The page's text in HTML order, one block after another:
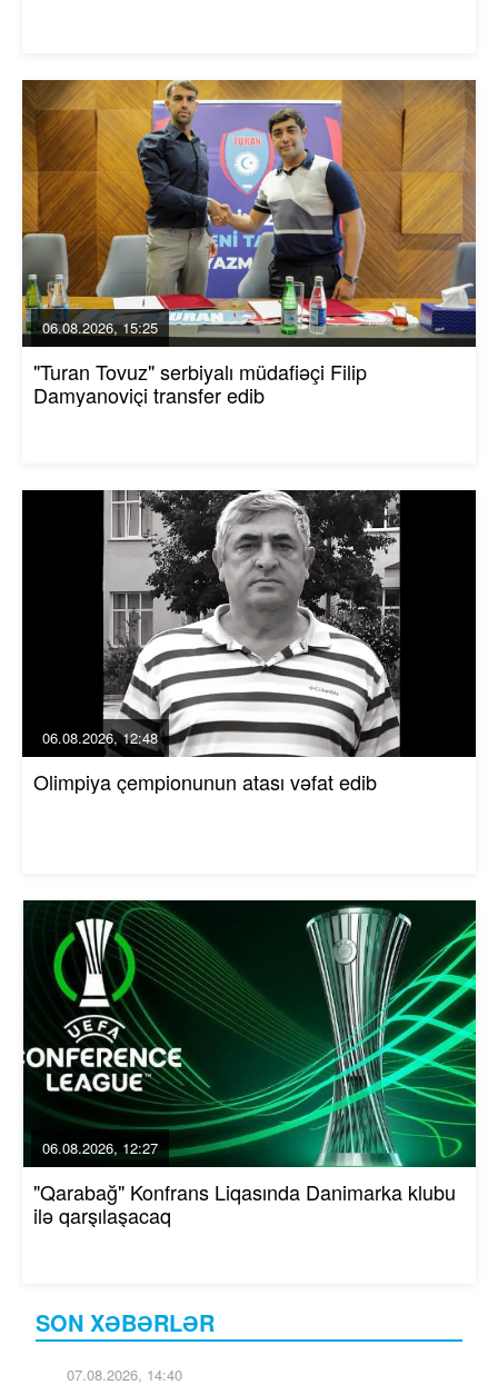
SON XƏBƏRLƏR
07.08.2026, 14:40
06.08.2026, 15:25
"Turan Tovuz" serbiyalı müdafiəçi Filip
Damyanoviçi transfer edib
06.08.2026, 12:48
Olimpiya çempionunun atası vəfat edib
06.08.2026, 12:27
"Qarabağ" Konfrans Liqasında Danimarka klubu
ilə qarşılaşacaq